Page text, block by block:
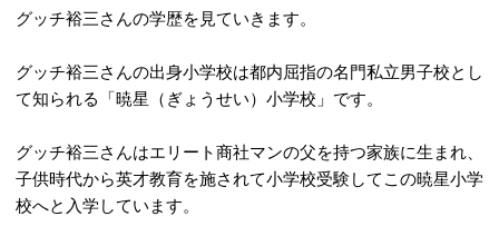
グッチ裕三さんの学歴を見ていきます。
グッチ裕三さんの出身小学校は都内屈指の名門私立男子校とし
て知られる「暁星（ぎょうせい）小学校」です。
グッチ裕三さんはエリート商社マンの父を持つ家族に生まれ、
子供時代から英才教育を施されて小学校受験してこの暁星小学
校へと入学しています。